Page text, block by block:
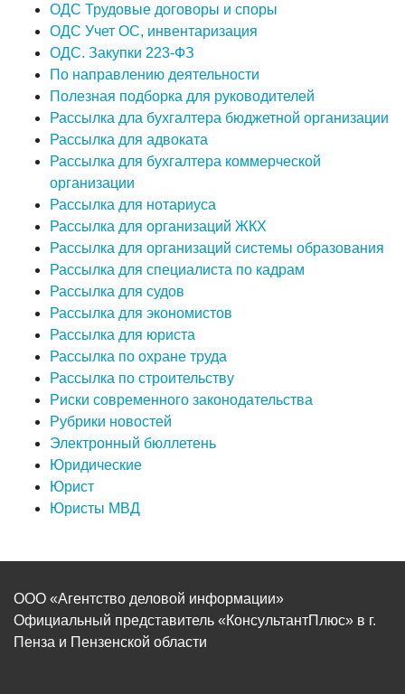
ОДС Трудовые договоры и споры
ОДС Учет ОС, инвентаризация
ОДС. Закупки 223-ФЗ
По направлению деятельности
Полезная подборка для руководителей
Рассылка дла бухгалтера бюджетной организации
Рассылка для адвоката
Рассылка для бухгалтера коммерческой
организации
Рассылка для нотариуса
Рассылка для организаций ЖКХ
Рассылка для организаций системы образования
Рассылка для специалиста по кадрам
Рассылка для судов
Рассылка для экономистов
Рассылка для юриста
Рассылка по охране труда
Рассылка по строительству
Риски современного законодательства
Рубрики новостей
Электронный бюллетень
Юридические
Юрист
Юристы МВД
ООО «Агентство деловой информации»
Официальный представитель «КонсультантПлюс» в г.
Пенза и Пензенской области